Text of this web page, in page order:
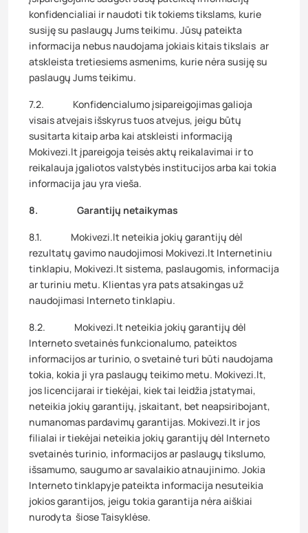
konfidencialiai ir naudoti tik tokiems tikslams, kurie
susiję su paslaugų Jums teikimu. Jūsų pateikta
informacija nebus naudojama jokiais kitais tikslais ar
atskleista tretiesiems asmenims, kurie nėra susiję su
paslaugų Jums teikimu.
7.2. Konfidencialumo įsipareigojimas galioja
visais atvejais išskyrus tuos atvejus, jeigu būtų
susitarta kitaip arba kai atskleisti informaciją
Mokivezi.lt įpareigoja teisės aktų reikalavimai ir to
reikalauja įgaliotos valstybės institucijos arba kai tokia
informacija jau yra vieša.
8. Garantijų netaikymas
8.1. Mokivezi.lt neteikia jokių garantijų dėl
rezultatų gavimo naudojimosi Mokivezi.lt Internetiniu
tinklapiu, Mokivezi.lt sistema, paslaugomis, informacija
ar turiniu metu. Klientas yra pats atsakingas už
naudojimasi Interneto tinklapiu.
8.2. Mokivezi.lt neteikia jokių garantijų dėl
Interneto svetainės funkcionalumo, pateiktos
informacijos ar turinio, o svetainė turi būti naudojama
tokia, kokia ji yra paslaugų teikimo metu. Mokivezi.lt,
jos licencijarai ir tiekėjai, kiek tai leidžia įstatymai,
neteikia jokių garantijų, įskaitant, bet neapsiribojant,
numanomas pardavimų garantijas. Mokivezi.lt ir jos
filialai ir tiekėjai neteikia jokių garantijų dėl Interneto
svetainės turinio, informacijos ar paslaugų tikslumo,
išsamumo, saugumo ar savalaikio atnaujinimo. Jokia
Interneto tinklapyje pateikta informacija nesuteikia
jokios garantijos, jeigu tokia garantija nėra aiškiai
nurodyta šiose Taisyklėse.